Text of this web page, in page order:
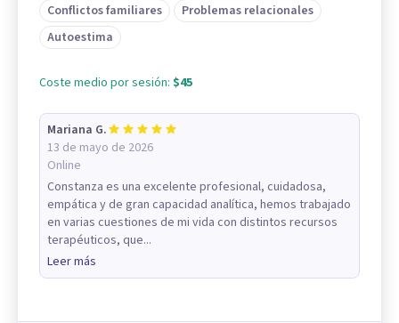
Conflictos familiares
Problemas relacionales
Autoestima
Coste medio por sesión: $45
Mariana G.
13 de mayo de 2026
Online
Constanza es una excelente profesional, cuidadosa,
empática y de gran capacidad analítica, hemos trabajado
en varias cuestiones de mi vida con distintos recursos
terapéuticos, que...
Leer más